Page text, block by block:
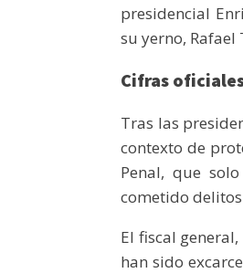
presidencial
su yerno, Rafael
Cifras
Tras las
contexto de
Penal, que
cometido
El fiscal
han sido